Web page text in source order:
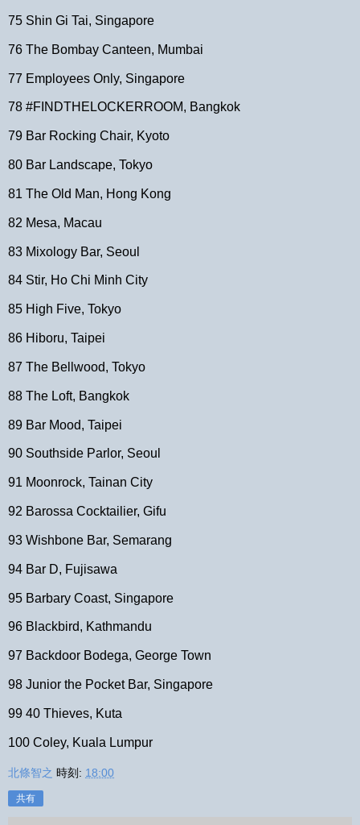
75 Shin Gi Tai, Singapore
76 The Bombay Canteen, Mumbai
77 Employees Only, Singapore
78 #FINDTHELOCKERROOM, Bangkok
79 Bar Rocking Chair, Kyoto
80 Bar Landscape, Tokyo
81 The Old Man, Hong Kong
82 Mesa, Macau
83 Mixology Bar, Seoul
84 Stir, Ho Chi Minh City
85 High Five, Tokyo
86 Hiboru, Taipei
87 The Bellwood, Tokyo
88 The Loft, Bangkok
89 Bar Mood, Taipei
90 Southside Parlor, Seoul
91 Moonrock, Tainan City
92 Barossa Cocktailier, Gifu
93 Wishbone Bar, Semarang
94 Bar D, Fujisawa
95 Barbary Coast, Singapore
96 Blackbird, Kathmandu
97 Backdoor Bodega, George Town
98 Junior the Pocket Bar, Singapore
99 40 Thieves, Kuta
100 Coley, Kuala Lumpur
北條智之 時刻: 18:00
共有